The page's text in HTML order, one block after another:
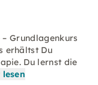
Grundlagenkurs
erhältst Du
Du lernst die
lesen